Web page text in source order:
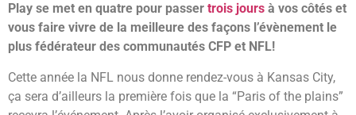
Play se met en quatre pour passer trois jours à vos côtés et
vous faire vivre de la meilleure des façons l’évènement le
plus fédérateur des communautés CFP et NFL!
Cette année la NFL nous donne rendez-vous à Kansas City,
ça sera d’ailleurs la première fois que la “Paris of the plains”